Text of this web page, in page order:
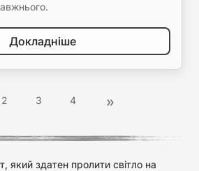
Докладніше
2 3 4
який здатен пролити світло на